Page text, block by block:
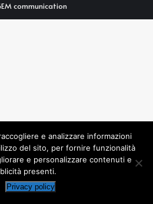
communication
e analizzare informazioni
del sito, per fornire funzionalità
e personalizzare contenuti e
presenti.
Privacy policy